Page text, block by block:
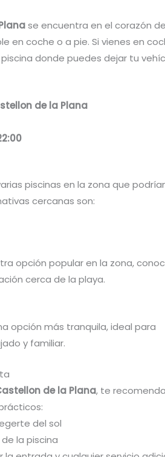
se encuentra en el corazón
en coche o a pie. Si vienes en
donde puedes dejar tu
de la Plana
piscinas en la zona que
cercanas son:
opción popular en la zona,
cerca de la playa.
opción más tranquila, ideal para
y familiar.
de la Plana, te
del sol
la piscina